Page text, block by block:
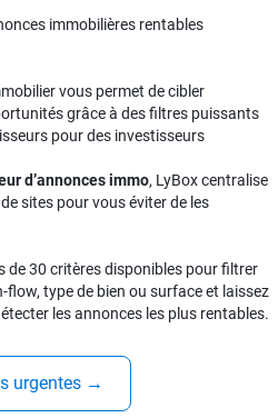
immobilières rentables
vous permet de cibler
grâce à des filtres puissants
pour des investisseurs
d’annonces immo, LyBox centralise
sites pour vous éviter de les
de 30 critères disponibles pour filtrer
flow, type de bien ou surface et laissez
les annonces les plus rentables.
urgentes →